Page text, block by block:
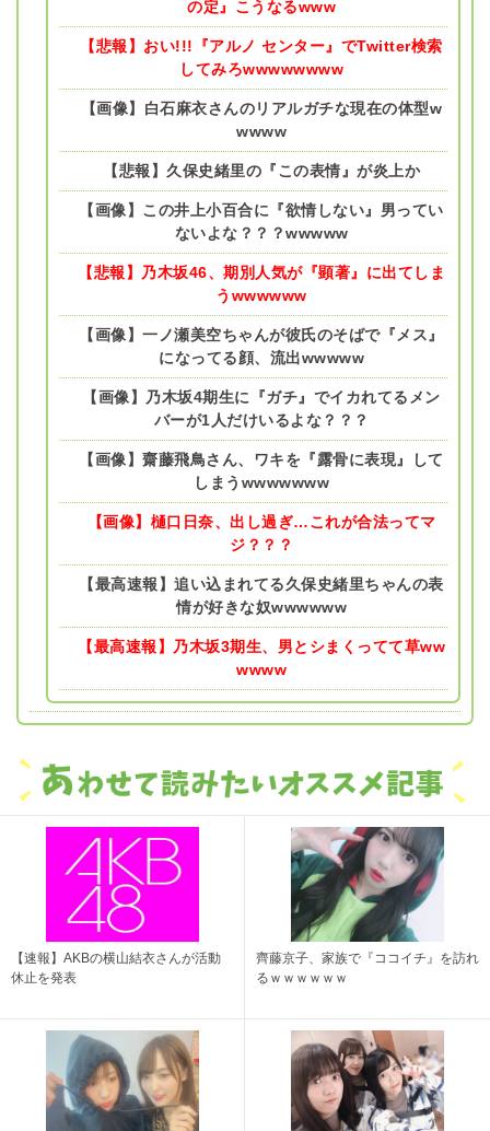
の定』こうなるwww
【悲報】おい!!!『アルノ センター』でTwitter検索
してみろwwwwwwww
【画像】白石麻衣さんのリアルガチな現在の体型w
wwww
【悲報】久保史緒里の『この表情』が炎上か
【画像】この井上小百合に『欲情しない』男ってい
ないよな？？？wwwww
【悲報】乃木坂46、期別人気が『顕著』に出てしま
うwwwwww
【画像】一ノ瀬美空ちゃんが彼氏のそばで『メス』
になってる顔、流出wwwww
【画像】乃木坂4期生に『ガチ』でイカれてるメン
バーが1人だけいるよな？？？
【画像】齋藤飛鳥さん、ワキを『露骨に表現』して
しまうwwwwwww
【画像】樋口日奈、出し過ぎ…これが合法ってマ
ジ？？？
【最高速報】追い込まれてる久保史緒里ちゃんの表
情が好きな奴wwwwww
【最高速報】乃木坂3期生、男とシまくってて草ww
wwww
【速報】AKBの横山結衣さんが活動
休止を発表
齊藤京子、家族で『ココイチ』を訪れ
るｗｗｗｗｗｗ